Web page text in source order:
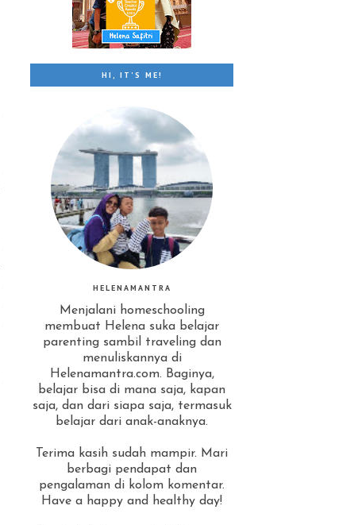
HI, IT'S ME!
HELENAMANTRA
Menjalani homeschooling
membuat Helena suka belajar
parenting sambil traveling dan
menuliskannya di
Helenamantra.com. Baginya,
belajar bisa di mana saja, kapan
saja, dan dari siapa saja, termasuk
belajar dari anak-anaknya.
Terima kasih sudah mampir. Mari
berbagi pendapat dan
pengalaman di kolom komentar.
Have a happy and healthy day!